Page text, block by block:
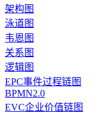
架构图
泳道图
韦恩图
关系图
逻辑图
EPC事件过程链图
BPMN2.0
EVC企业价值链图